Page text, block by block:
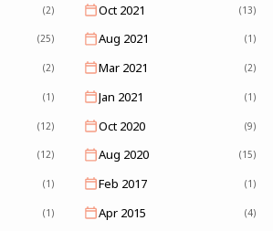
(2) Oct 2021 (13)
(25) Aug 2021 (1)
(2) Mar 2021 (2)
(1) Jan 2021 (1)
(12) Oct 2020 (9)
(12) Aug 2020 (15)
(1) Feb 2017 (1)
(1) Apr 2015 (4)